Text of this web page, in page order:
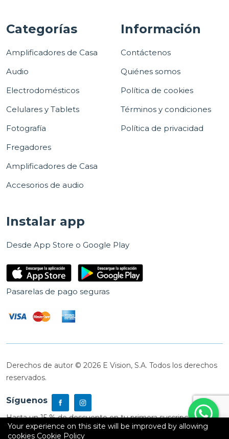
Categorías
Amplificadores de Casa
Audio
Electrodomésticos
Celulares y Tablets
Fotografía
Fregadores
Amplificadores de Casa
Accesorios de audio
Información
Contáctenos
Quiénes somos
Política de cookies
Términos y condiciones
Política de privacidad
Instalar app
Desde App Store o Google Play
Pasarelas de pago seguras
Derechos de autor © 2026 E Vision, S.A. Todos los derechos
reservados.
Síguenos
Hasta un 15 % de descuento en tu primera suscripción
Your experience on this site will be improved by allowing
cookies Cookie Policy